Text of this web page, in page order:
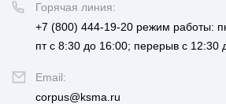
Горячая линия:
+7 (800) 444-19-20 режим работы:
пт с 8:30 до 16:00; перерыв с 12:30
Email:
corpus@ksma.ru